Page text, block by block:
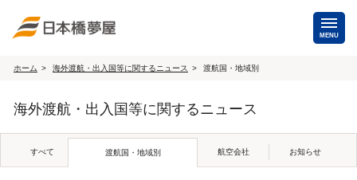
MENU
海外航空券
（日本発・海外発・世界一周）
保険・Wi-Fiレンタル
ホーム 海外渡航・出入国等に関するニュース 渡航国・地域別
海外渡航・出入国等に関するニュース
すべて 渡航国・地域別 航空会社 お知らせ